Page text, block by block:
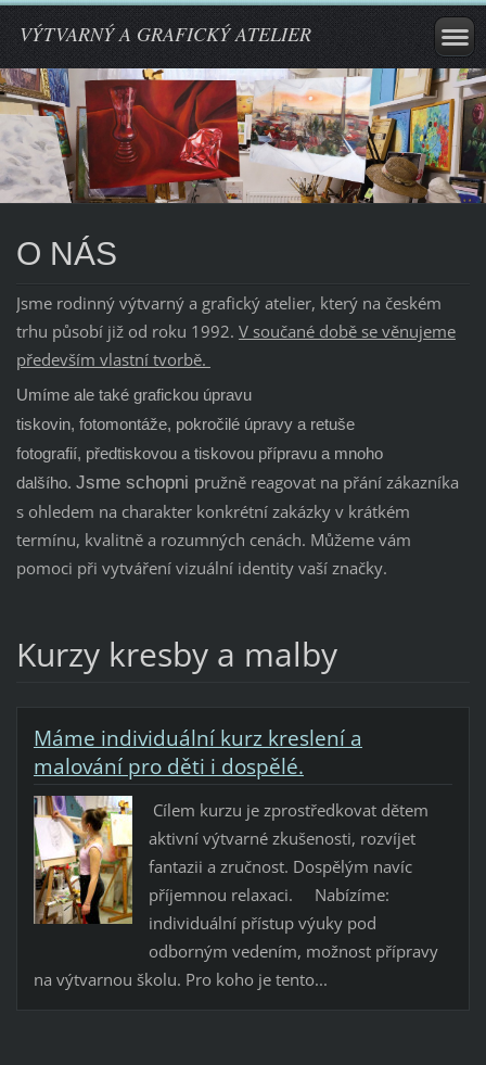
VÝTVARNÝ A GRAFICKÝ ATELIER
O NÁS
Jsme rodinný výtvarný a grafický atelier, který na českém
trhu působí již od roku 1992. V součané době se věnujeme
především vlastní tvorbě.
Umíme ale také grafickou úpravu
tiskovin, fotomontáže, pokročilé úpravy a retuše
fotografií, předtiskovou a tiskovou přípravu a mnoho
dalšího. Jsme schopni pružně reagovat na přání zákazníka
s ohledem na charakter konkrétní zakázky v krátkém
termínu, kvalitně a rozumných cenách. Můžeme vám
pomoci při vytváření vizuální identity vaší značky.
Kurzy kresby a malby
Máme individuální kurz kreslení a
malování pro děti i dospělé.
Cílem kurzu je zprostředkovat dětem
aktivní výtvarné zkušenosti, rozvíjet
fantazii a zručnost. Dospělým navíc
příjemnou relaxaci. Nabízíme:
individuální přístup výuky pod
odborným vedením, možnost přípravy
na výtvarnou školu. Pro koho je tento...